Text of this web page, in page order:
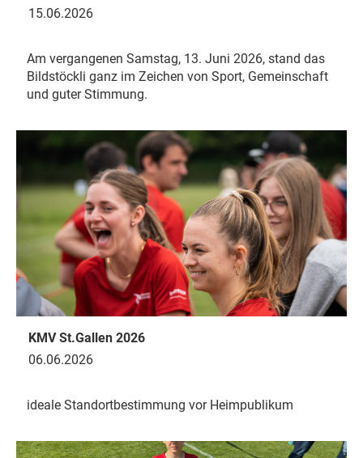
15.06.2026
Am vergangenen Samstag, 13. Juni 2026, stand das
Bildstöckli ganz im Zeichen von Sport, Gemeinschaft
und guter Stimmung.
KMV St.Gallen 2026
06.06.2026
ideale Standortbestimmung vor Heimpublikum